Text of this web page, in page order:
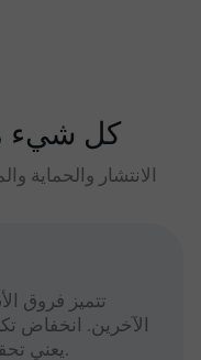
كل شيء
الانتشار والحماية
تتميز فروق
الآخرين. انخفاض
يعني تحقيق أرباح أكبر على المدى الطويل.